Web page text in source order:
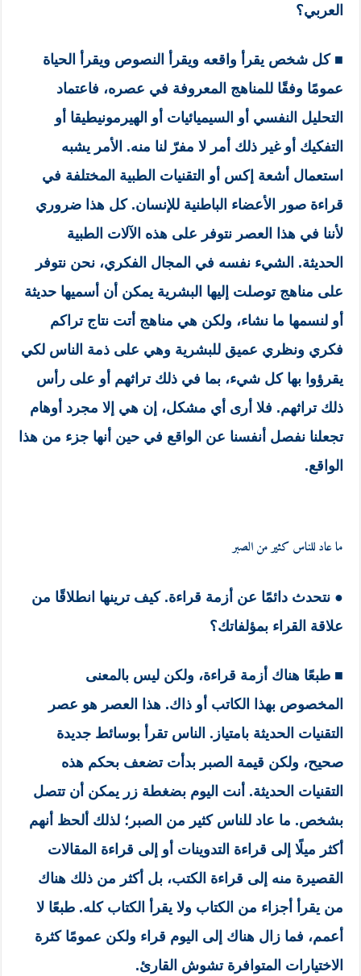
العربي؟
■ كل شخص يقرأ واقعه ويقرأ النصوص ويقرأ الحياة
عمومًا وفقًا للمناهج المعروفة في عصره، فاعتماد
التحليل النفسي أو السيميائيات أو الهيرمونيطيقا أو
التفكيك أو غير ذلك أمر لا مفرّ لنا منه. الأمر يشبه
استعمال أشعة إكس أو التقنيات الطبية المختلفة في
قراءة صور الأعضاء الباطنية للإنسان. كل هذا ضروري
لأننا في هذا العصر نتوفر على هذه الآلات الطبية
الحديثة. الشيء نفسه في المجال الفكري، نحن نتوفر
على مناهج توصلت إليها البشرية يمكن أن أسميها حديثة
أو لنسمها ما نشاء، ولكن هي مناهج أتت نتاج تراكم
فكري ونظري عميق للبشرية وهي على ذمة الناس لكي
يقرؤوا بها كل شيء، بما في ذلك تراثهم أو على رأس
ذلك تراثهم. فلا أرى أي مشكل، إن هي إلا مجرد أوهام
تجعلنا نفصل أنفسنا عن الواقع في حين أنها جزء من هذا
الواقع.
ما عاد للناس كثير من الصبر
● نتحدث دائمًا عن أزمة قراءة. كيف ترينها انطلاقًا من
علاقة القراء بمؤلفاتك؟
■ طبعًا هناك أزمة قراءة، ولكن ليس بالمعنى
المخصوص بهذا الكاتب أو ذاك. هذا العصر هو عصر
التقنيات الحديثة بامتياز. الناس تقرأ بوسائط جديدة
صحيح، ولكن قيمة الصبر بدأت تضعف بحكم هذه
التقنيات الحديثة. أنت اليوم بضغطة زر يمكن أن تتصل
بشخص. ما عاد للناس كثير من الصبر؛ لذلك ألحظ أنهم
أكثر ميلًا إلى قراءة التدوينات أو إلى قراءة المقالات
القصيرة منه إلى قراءة الكتب، بل أكثر من ذلك هناك
من يقرأ أجزاء من الكتاب ولا يقرأ الكتاب كله. طبعًا لا
أعمم، فما زال هناك إلى اليوم قراء ولكن عمومًا كثرة
الاختيارات المتوافرة تشوش القارئ.